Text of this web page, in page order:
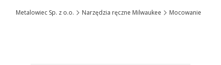
Metalowiec Sp. z o.o. Narzędzia ręczne Milwaukee Mocowanie